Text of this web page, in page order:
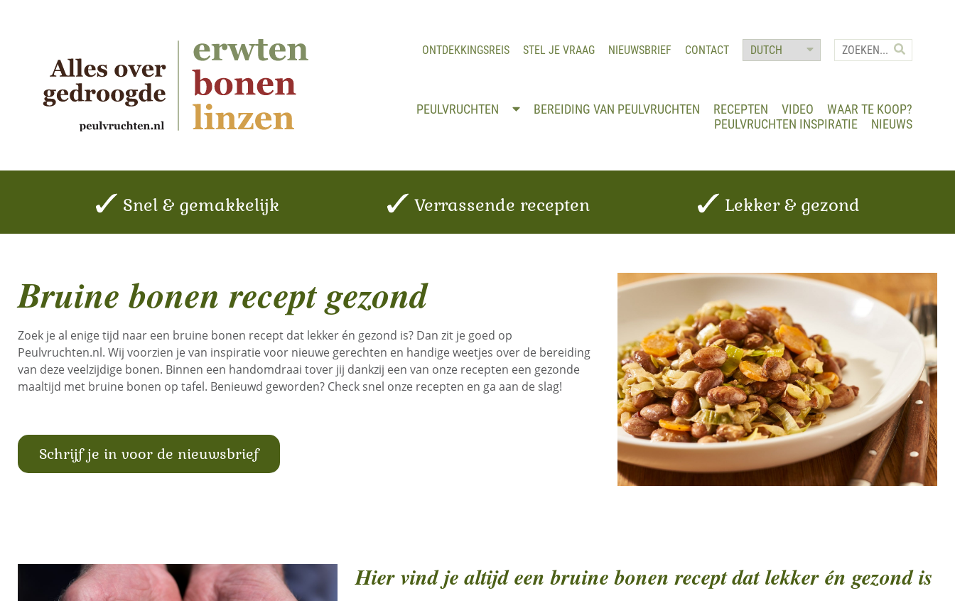
ONTDEKKINGSREIS STEL JE VRAAG NIEUWSBRIEF CONTACT
PEULVRUCHTEN BEREIDING VAN PEULVRUCHTEN RECEPTEN VIDEO
WAAR TE KOOP?
PEULVRUCHTEN INSPIRATIE
NIEUWS
Snel & gemakkelijk Verrassende recepten Lekker & gezond
Bruine bonen recept gezond
Zoek je al enige tijd naar een bruine bonen recept dat lekker én gezond is? Dan zit je goed op
Peulvruchten.nl. Wij voorzien je van inspiratie voor nieuwe gerechten en handige weetjes over de bereiding
van deze veelzijdige bonen. Binnen een handomdraai tover jij dankzij een van onze recepten een gezonde
maaltijd met bruine bonen op tafel. Benieuwd geworden? Check snel onze recepten en ga aan de slag!
Schrijf je in voor de nieuwsbrief
Hier vind je altijd een bruine bonen recept dat lekker én gezond is